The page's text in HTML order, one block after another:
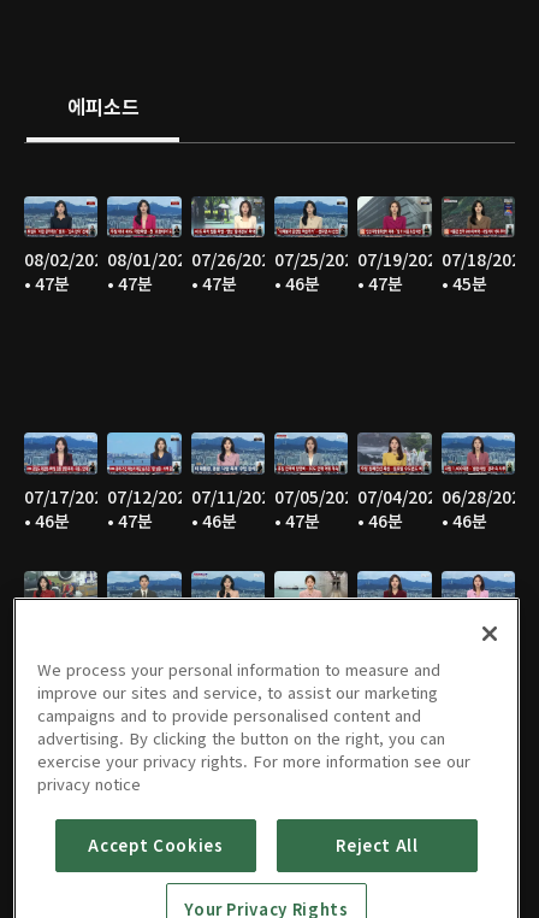
에피소드
08/02/2026
• 47분
08/01/2026
• 47분
07/26/2026
• 47분
07/25/2026
• 46분
07/19/2026
• 47분
07/18/2026
• 45분
07/17/2026
• 46분
07/12/2026
• 47분
07/11/2026
• 46분
07/05/2026
• 47분
07/04/2026
• 46분
06/28/2026
• 46분
• 44분
• 45분
06/07/2026
06/06/2026
• 47분
05/31/2026
• 46분
05/30/202605/25/202605/24/202605/23/2026
05/16/202605/10/202605/09/2026
We process your personal information to measure and
improve our sites and service, to assist our marketing
campaigns and to provide personalised content and
advertising. By clicking the button on the right, you can
exercise your privacy rights. For more information see our
privacy notice
Accept Cookies Reject All
Your Privacy Rights